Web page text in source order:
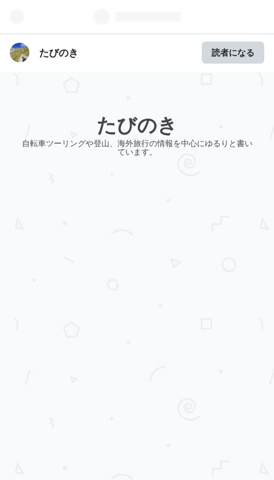
たびのき 読者になる
たびのき
自転車ツーリングや登山、海外旅行の情報を中心にゆるりと書い
ています。